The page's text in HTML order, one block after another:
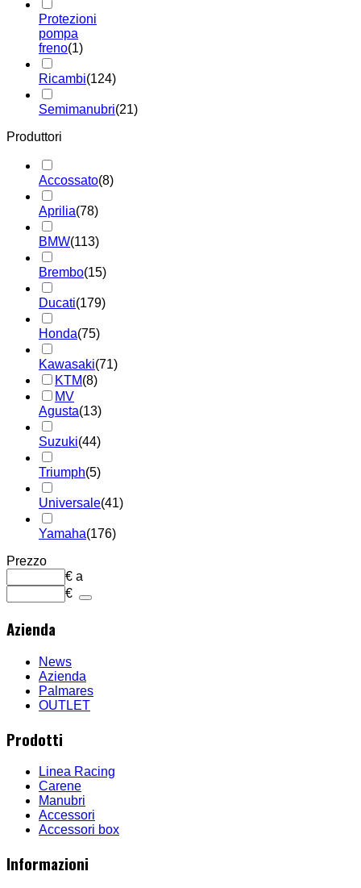
Protezioni
pompa
freno(1)
Ricambi(124)
Semimanubri(21)
Produttori
Accossato(8)
Aprilia(78)
BMW(113)
Brembo(15)
Ducati(179)
Honda(75)
Kawasaki(71)
KTM(8)
MV
Agusta(13)
Suzuki(44)
Triumph(5)
Universale(41)
Yamaha(176)
Prezzo
€ a
€
Azienda
News
Azienda
Palmares
OUTLET
Prodotti
Linea Racing
Carene
Manubri
Accessori
Accessori box
Informazioni